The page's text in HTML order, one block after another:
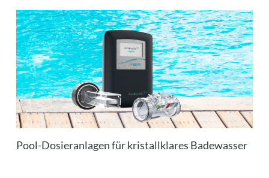
Pool-Dosieranlagen für kristallklares Badewasser